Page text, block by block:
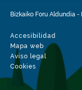
Bizkaiko Foru Aldundia -
Accesibilidad
Mapa web
Aviso legal
Cookies